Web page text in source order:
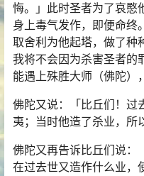
悔。」此时圣者为了哀愍
身上毒气发作，即便命终
取舍利为他起塔，做了种
我将不会因为杀害圣者的
能遇上殊胜大师（佛陀）
佛陀又说：「比丘们！过
夷；当时他造了杀业，所
佛陀又再告诉比丘们说：
在过去世又造作什么业，